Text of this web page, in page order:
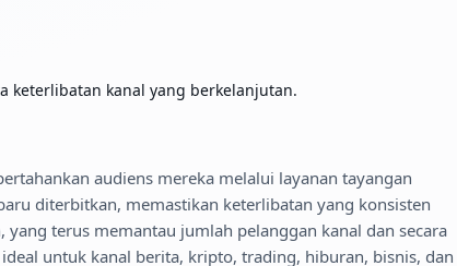
keterlibatan kanal yang berkelanjutan.
audiens mereka melalui layanan tayangan
diterbitkan, memastikan keterlibatan yang konsisten
terus memantau jumlah pelanggan kanal dan secara
untuk kanal berita, kripto, trading, hiburan, bisnis, dan